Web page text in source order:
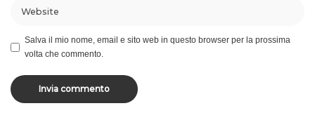
Salva il mio nome, email e sito web in questo browser per la prossima
volta che commento.